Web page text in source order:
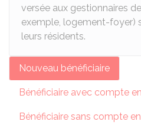
versée aux gestionnaires
exemple, logement-foyer)
leurs résidents.
Nouveau bénéficiaire
Bénéficiaire avec compte
Bénéficiaire sans compte